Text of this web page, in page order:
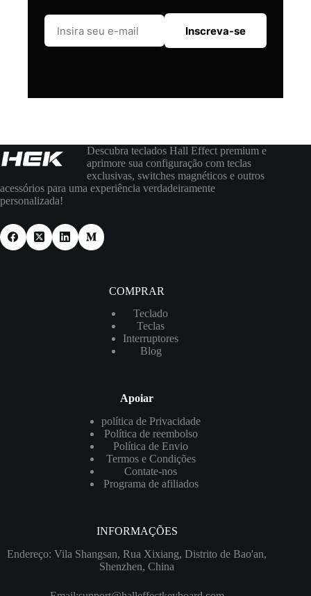
Inscreva-se
Descubra teclados Hall Effect premium e
aprimore sua configuração com teclas
exclusivas, switches magnéticos e outros
acessórios para uma experiência verdadeiramente
personalizada!
COMPRAR
Teclado
Teclas
Interruptores
Blog
Apoiar
política de Privacidade
Política de reembolso
Política de Envio
Termos e Condições
Contate-nos
Programa de afiliados
INFORMAÇÕES
Endereço: Vila Shangsan, Rua Xixiang, Distrito de Bao'an,
Shenzhen, China